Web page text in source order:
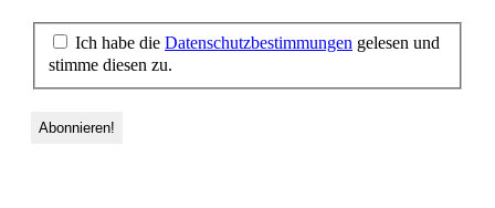
Ich habe die Datenschutzbestimmungen gelesen und
stimme diesen zu.